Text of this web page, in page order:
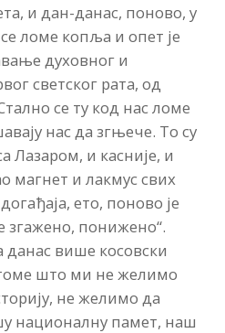
и дан-данас, поново, у
ломе копља и опет је
духовног и
светског рата, од
се ту код нас ломе
нас да згњече. То су
Лазаром, и касније, и
магнет и лакмус свих
ето, поново је
згажено, понижено“.
данас више косовски
што ми не желимо
не желимо да
националну памет, наш